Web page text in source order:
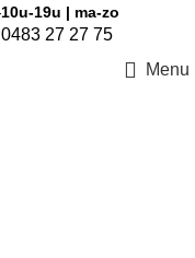
10u-19u | ma-zo
0483 27 27 75
Menu